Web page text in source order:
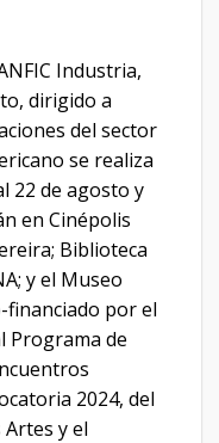
Industria,
dirigido a
del sector
se realiza
22 de agosto y
en Cinépolis
Biblioteca
y el Museo
financiado por el
Programa de
2024, del
y el